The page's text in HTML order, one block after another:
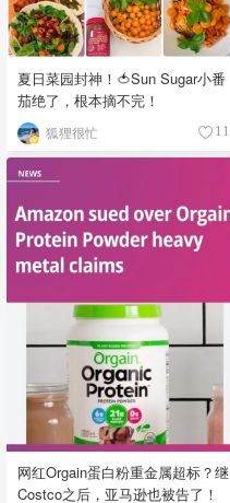
夏日菜园封神！🍅Sun Sugar小番
茄绝了，根本摘不完！
狐狸很忙 11
网红Orgain蛋白粉重金属超标？继
Costco之后，亚马逊也被告了！